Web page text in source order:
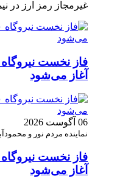
غیرمجاز رمز ارز در
آغاز می‌شود
06 آگوست 2026
نماینده مردم نور و
آغاز می‌شود